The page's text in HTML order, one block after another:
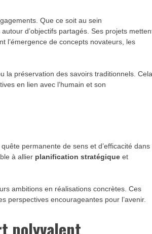
Que ce soit au sein
d’objectifs partagés. Ses projets
l’émergence de concepts novateurs, les
la préservation des savoirs traditionnels.
en lien avec l’humain et son
permanente de sens et d’efficacité dans
à allier planification stratégique et
ambitions en réalisations concrètes. Ces
perspectives encourageantes pour l’avenir.
polyvalent